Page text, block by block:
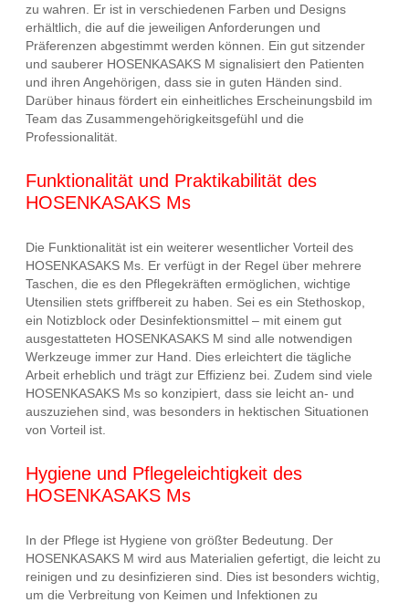
zu wahren. Er ist in verschiedenen Farben und Designs
erhältlich, die auf die jeweiligen Anforderungen und
Präferenzen abgestimmt werden können. Ein gut sitzender
und sauberer HOSENKASAKS M signalisiert den Patienten
und ihren Angehörigen, dass sie in guten Händen sind.
Darüber hinaus fördert ein einheitliches Erscheinungsbild im
Team das Zusammengehörigkeitsgefühl und die
Professionalität.
Funktionalität und Praktikabilität des
HOSENKASAKS Ms
Die Funktionalität ist ein weiterer wesentlicher Vorteil des
HOSENKASAKS Ms. Er verfügt in der Regel über mehrere
Taschen, die es den Pflegekräften ermöglichen, wichtige
Utensilien stets griffbereit zu haben. Sei es ein Stethoskop,
ein Notizblock oder Desinfektionsmittel – mit einem gut
ausgestatteten HOSENKASAKS M sind alle notwendigen
Werkzeuge immer zur Hand. Dies erleichtert die tägliche
Arbeit erheblich und trägt zur Effizienz bei. Zudem sind viele
HOSENKASAKS Ms so konzipiert, dass sie leicht an- und
auszuziehen sind, was besonders in hektischen Situationen
von Vorteil ist.
Hygiene und Pflegeleichtigkeit des
HOSENKASAKS Ms
In der Pflege ist Hygiene von größter Bedeutung. Der
HOSENKASAKS M wird aus Materialien gefertigt, die leicht zu
reinigen und zu desinfizieren sind. Dies ist besonders wichtig,
um die Verbreitung von Keimen und Infektionen zu